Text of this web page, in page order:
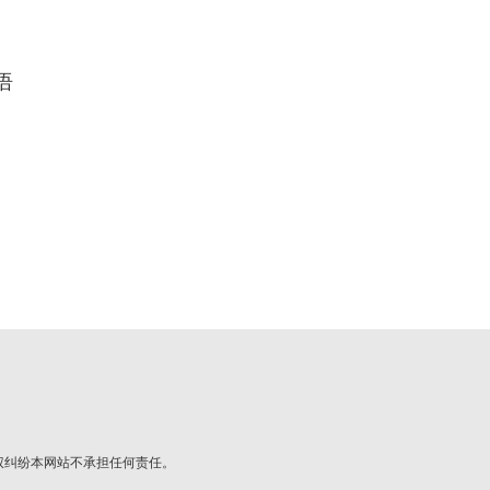
纷本网站不承担任何责任。